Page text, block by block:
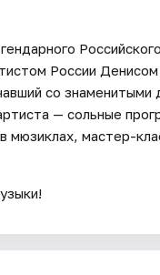
России
со
— сольные
мюзиклах, мастер-